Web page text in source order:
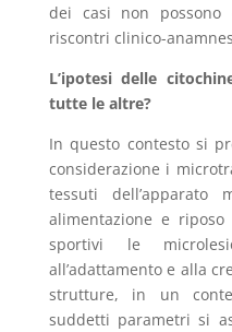
dei casi non possono
riscontri clinico-
L’ipotesi delle
tutte le altre?
In questo contesto si
considerazione i
tessuti dell’apparato
alimentazione e
sportivi le
all’adattamento e alla
strutture, in un
suddetti parametri si